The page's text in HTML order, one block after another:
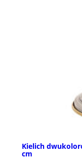
Kielich
cm